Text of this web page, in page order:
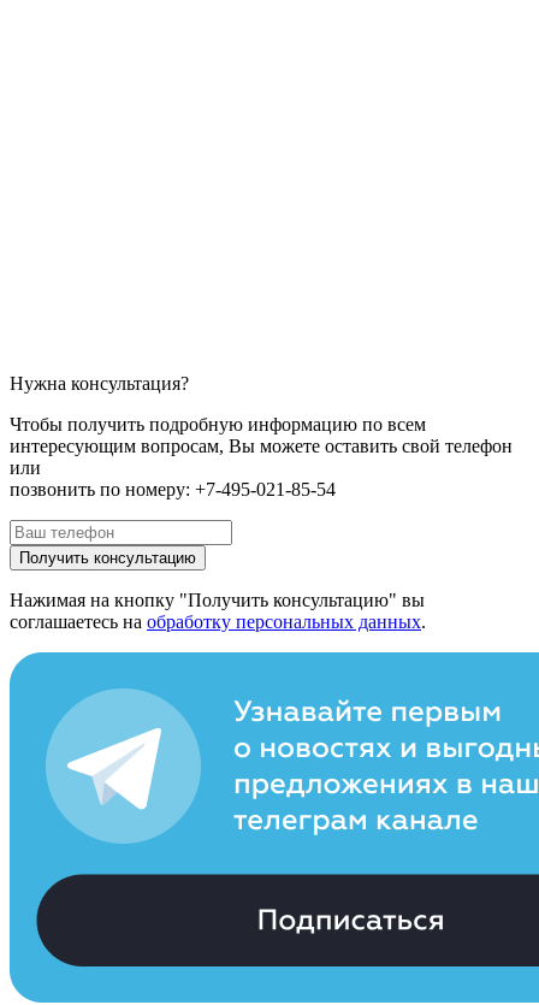
Нужна консультация?
Чтобы получить подробную информацию по всем
интересующим вопросам, Вы можете оставить свой телефон
или
позвонить по номеру: +7-495-021-85-54
Получить консультацию
Нажимая на кнопку "Получить консультацию" вы
соглашаетесь на обработку персональных данных.